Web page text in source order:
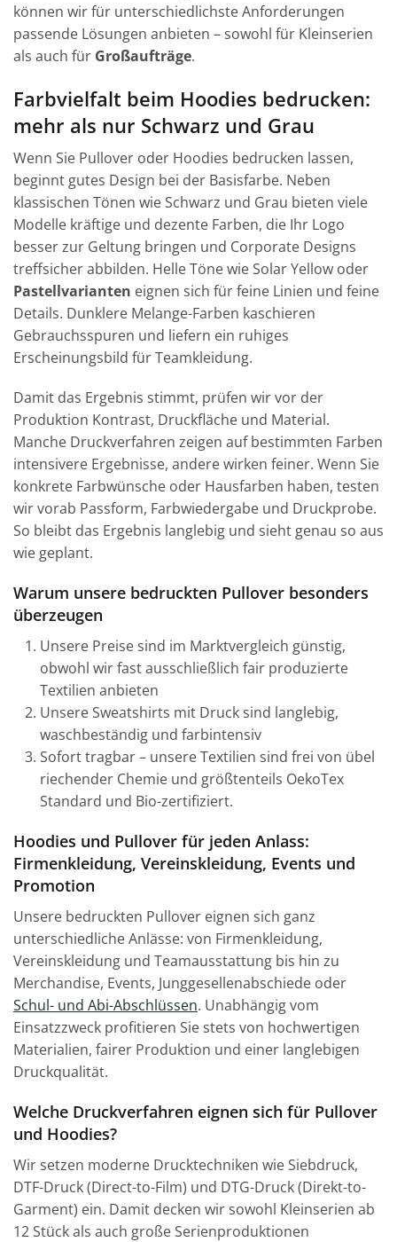
können wir für unterschiedlichste Anforderungen
passende Lösungen anbieten – sowohl für Kleinserien
als auch für Großaufträge.
Farbvielfalt beim Hoodies bedrucken:
mehr als nur Schwarz und Grau
Wenn Sie Pullover oder Hoodies bedrucken lassen,
beginnt gutes Design bei der Basisfarbe. Neben
klassischen Tönen wie Schwarz und Grau bieten viele
Modelle kräftige und dezente Farben, die Ihr Logo
besser zur Geltung bringen und Corporate Designs
treffsicher abbilden. Helle Töne wie Solar Yellow oder
Pastellvarianten eignen sich für feine Linien und feine
Details. Dunklere Melange-Farben kaschieren
Gebrauchsspuren und liefern ein ruhiges
Erscheinungsbild für Teamkleidung.
Damit das Ergebnis stimmt, prüfen wir vor der
Produktion Kontrast, Druckfläche und Material.
Manche Druckverfahren zeigen auf bestimmten Farben
intensivere Ergebnisse, andere wirken feiner. Wenn Sie
konkrete Farbwünsche oder Hausfarben haben, testen
wir vorab Passform, Farbwiedergabe und Druckprobe.
So bleibt das Ergebnis langlebig und sieht genau so aus
wie geplant.
Warum unsere bedruckten Pullover besonders
überzeugen
Unsere Preise sind im Marktvergleich günstig,
obwohl wir fast ausschließlich fair produzierte
Textilien anbieten
Unsere Sweatshirts mit Druck sind langlebig,
waschbeständig und farbintensiv
Sofort tragbar – unsere Textilien sind frei von übel
riechender Chemie und größtenteils OekoTex
Standard und Bio-zertifiziert.
Hoodies und Pullover für jeden Anlass:
Firmenkleidung, Vereinskleidung, Events und
Promotion
Unsere bedruckten Pullover eignen sich ganz
unterschiedliche Anlässe: von Firmenkleidung,
Vereinskleidung und Teamausstattung bis hin zu
Merchandise, Events, Junggesellenabschiede oder
Schul- und Abi-Abschlüssen. Unabhängig vom
Einsatzzweck profitieren Sie stets von hochwertigen
Materialien, fairer Produktion und einer langlebigen
Druckqualität.
Welche Druckverfahren eignen sich für Pullover
und Hoodies?
Wir setzen moderne Drucktechniken wie Siebdruck,
DTF-Druck (Direct-to-Film) und DTG-Druck (Direkt-to-
Garment) ein. Damit decken wir sowohl Kleinserien ab
12 Stück als auch große Serienproduktionen